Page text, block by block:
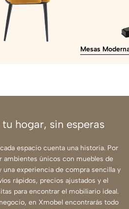
Mesas
hogar, sin esperas
espacio cuenta una historia. Por
ambientes únicos con muebles de
una experiencia de compra sencilla y
rápidos, precios ajustados y el
para encontrar el mobiliario ideal.
en Xmobel encontrarás todo